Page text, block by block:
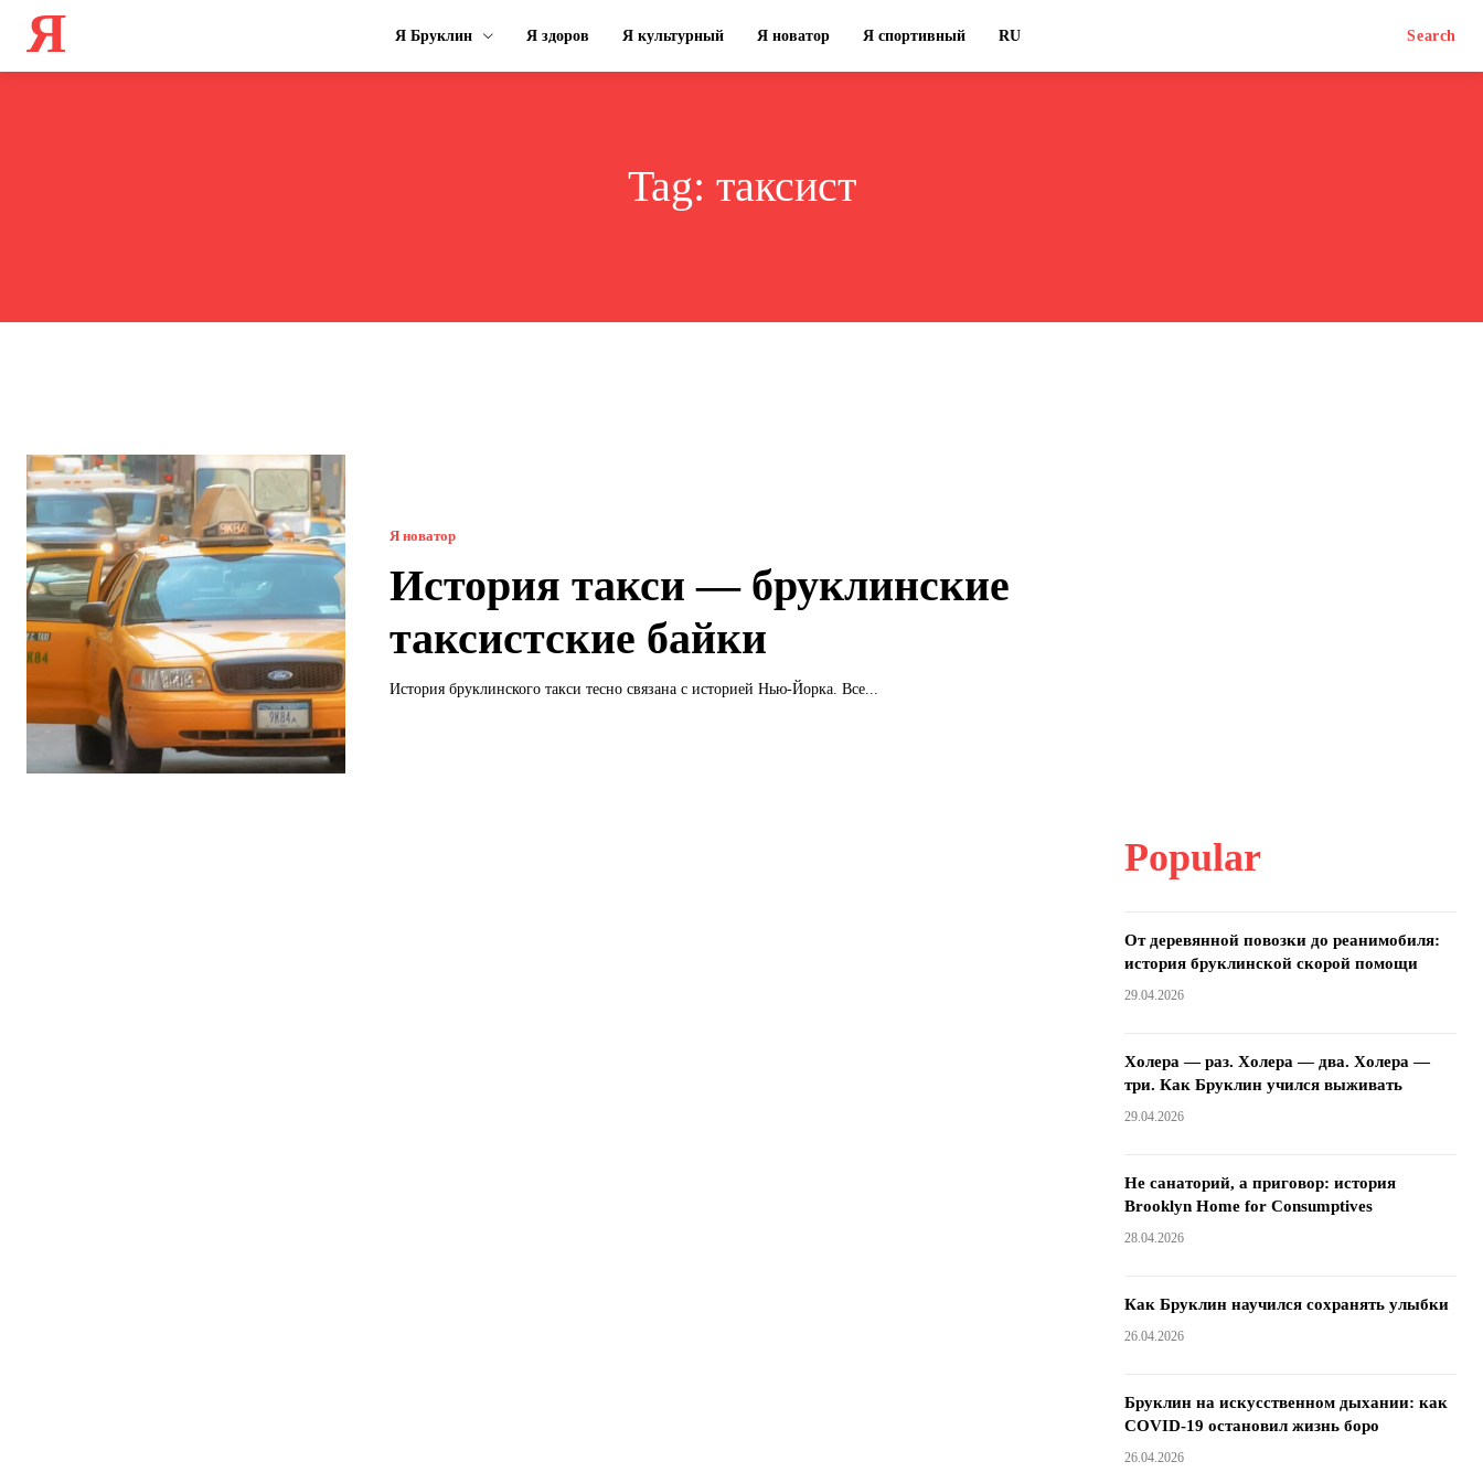
Я Я Бруклин Я здоров Я культурный Я новатор Я спортивный RU Search
Tag: таксист
Я новатор
История такси — бруклинские
таксистские байки
История бруклинского такси тесно связана с историей Нью-Йорка. Все...
Popular
От деревянной повозки до реанимобиля:
история бруклинской скорой помощи
29.04.2026
Холера — раз. Холера — два. Холера —
три. Как Бруклин учился выживать
29.04.2026
Не санаторий, а приговор: история
Brooklyn Home for Consumptives
28.04.2026
Как Бруклин научился сохранять улыбки
26.04.2026
Бруклин на искусственном дыхании: как
COVID-19 остановил жизнь боро
26.04.2026